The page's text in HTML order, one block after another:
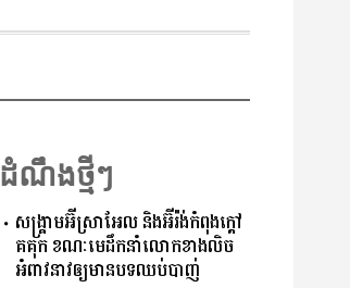
ដំណឹងថ្មីៗ
សង្គ្រាមអ៊ីស្រាអែល និងអ៊ីរ៉ង់កំពុងក្ដៅ
គគុក ខណៈមេដឹកនាំលោកខាងលិច
អំពាវនាវឲ្យមានបទឈប់បាញ់